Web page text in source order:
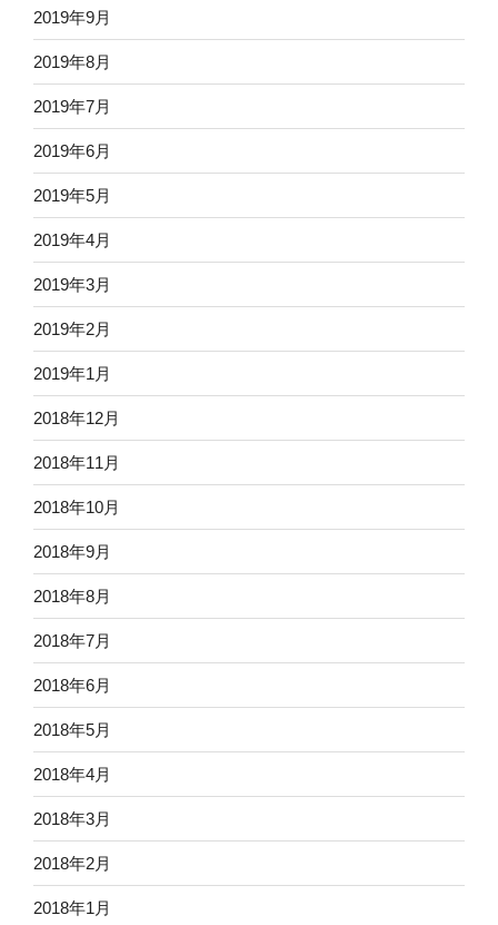
2019年9月
2019年8月
2019年7月
2019年6月
2019年5月
2019年4月
2019年3月
2019年2月
2019年1月
2018年12月
2018年11月
2018年10月
2018年9月
2018年8月
2018年7月
2018年6月
2018年5月
2018年4月
2018年3月
2018年2月
2018年1月